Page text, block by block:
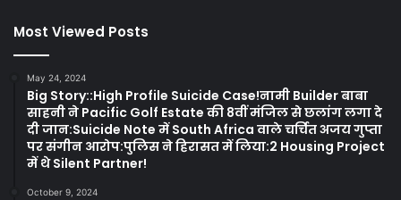
Most Viewed Posts
May 24, 2024
Big Story::High Profile Suicide Case!नामी Builder बाबा
साहनी ने Pacific Golf Estate की 8वीं मंजिल से छलांग लगा दे
दी जान:Suicide Note में South Africa वाले चर्चित अजय गुप्ता
पर संगीन आरोप:पुलिस ने हिरासत में लिया:2 Housing Project
में थे Silent Partner!
October 9, 2024